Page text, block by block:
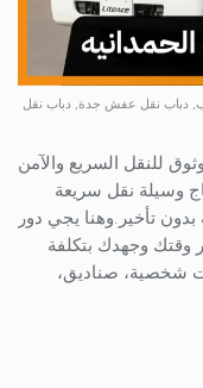
, دباب نقل عفش جدة, دباب نقل
للنقل السريع والآمن
وسيلة نقل سريعة
تأخير.وهنا يجي دور
وجهدك بتكلفة
شخصية، صناديق،